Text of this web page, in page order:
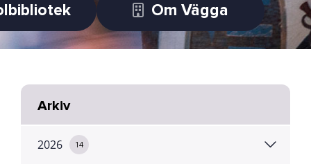
Om Vägga
Arkiv
2026 14